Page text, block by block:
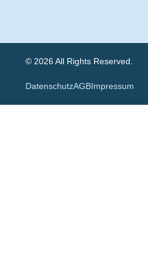
© 2026 All Rights Reserved.
DatenschutzAGBImpressum